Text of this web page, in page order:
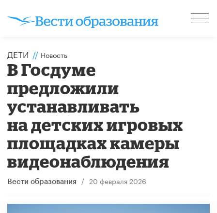
ДЕТИ // Новость
В Госдуме
предложили
устанавливать
на детских игровых
площадках камеры
видеонаблюдения
Вести образования / 20 февраля 2026